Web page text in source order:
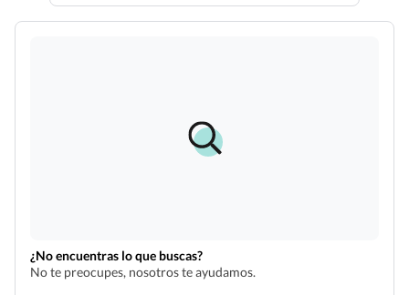
¿No encuentras lo que buscas?
No te preocupes, nosotros te ayudamos.